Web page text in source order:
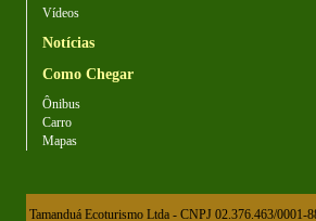
Vídeos
Notícias
Como Chegar
Ônibus
Carro
Mapas
Tamanduá Ecoturismo Ltda - CNPJ 02.376.463/0001-